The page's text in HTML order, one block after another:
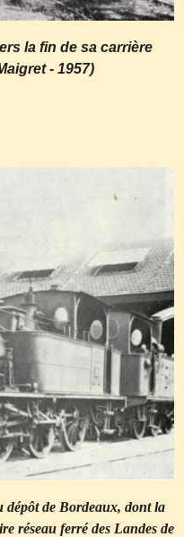
la fin de sa carrière
- 1957)
dépôt de Bordeaux, dont la
réseau ferré des Landes de